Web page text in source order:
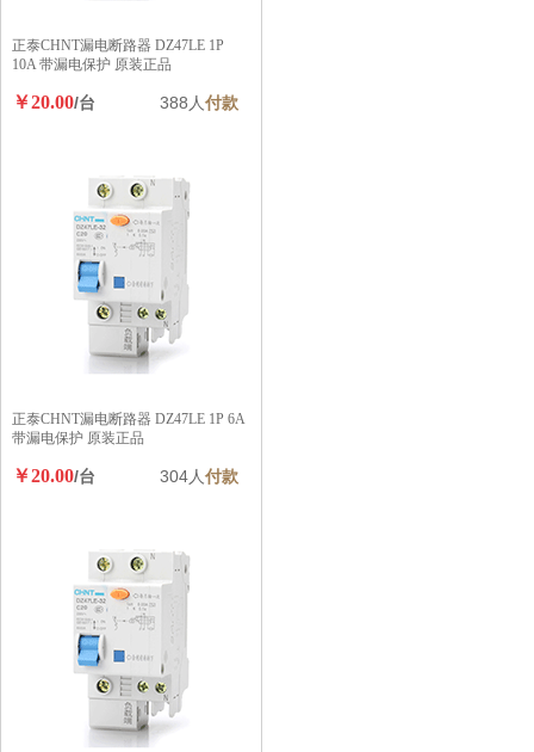
正泰CHNT漏电断路器 DZ47LE 1P
10A 带漏电保护 原装正品
￥20.00/台 388人付款
正泰CHNT漏电断路器 DZ47LE 1P 6A
带漏电保护 原装正品
￥20.00/台 304人付款